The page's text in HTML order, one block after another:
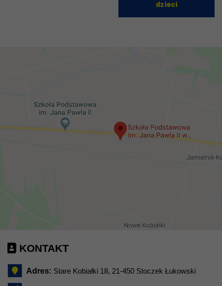
dzieci
KONTAKT
Adres: Stare Kobiałki 18, 21-450 Stoczek Łukowski